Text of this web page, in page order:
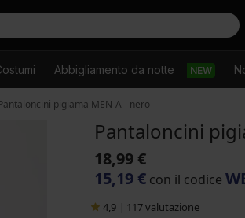
Abbigliamento da notte NEW
pigiama MEN-A - nero
Pantaloncini
18,99 €
15,19 € con il codice
4,9 117valutazione